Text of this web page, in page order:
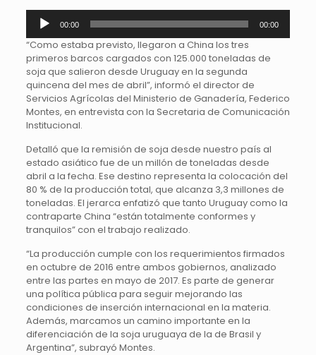
Reproductor
audio
00:00 00:00
“Como estaba previsto, llegaron a China los tres
primeros barcos cargados con 125.000 toneladas de
soja que salieron desde Uruguay en la segunda
quincena del mes de abril”, informó el director de
Servicios Agrícolas del Ministerio de Ganadería, Federico
Montes, en entrevista con la Secretaria de Comunicación
Institucional.
Detalló que la remisión de soja desde nuestro país al
estado asiático fue de un millón de toneladas desde
abril a la fecha. Ese destino representa la colocación del
80 % de la producción total, que alcanza 3,3 millones de
toneladas. El jerarca enfatizó que tanto Uruguay como la
contraparte China “están totalmente conformes y
tranquilos” con el trabajo realizado.
“La producción cumple con los requerimientos firmados
en octubre de 2016 entre ambos gobiernos, analizado
entre las partes en mayo de 2017. Es parte de generar
una política pública para seguir mejorando las
condiciones de inserción internacional en la materia.
Además, marcamos un camino importante en la
diferenciación de la soja uruguaya de la de Brasil y
Argentina”, subrayó Montes.